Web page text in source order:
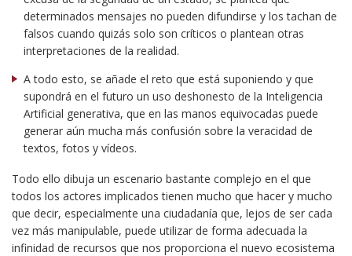
determinados mensajes no pueden difundirse y los tachan de
falsos cuando quizás solo son críticos o plantean otras
interpretaciones de la realidad.
A todo esto, se añade el reto que está suponiendo y que
supondrá en el futuro un uso deshonesto de la Inteligencia
Artificial generativa, que en las manos equivocadas puede
generar aún mucha más confusión sobre la veracidad de
textos, fotos y vídeos.
Todo ello dibuja un escenario bastante complejo en el que
todos los actores implicados tienen mucho que hacer y mucho
que decir, especialmente una ciudadanía que, lejos de ser cada
vez más manipulable, puede utilizar de forma adecuada la
infinidad de recursos que nos proporciona el nuevo ecosistema